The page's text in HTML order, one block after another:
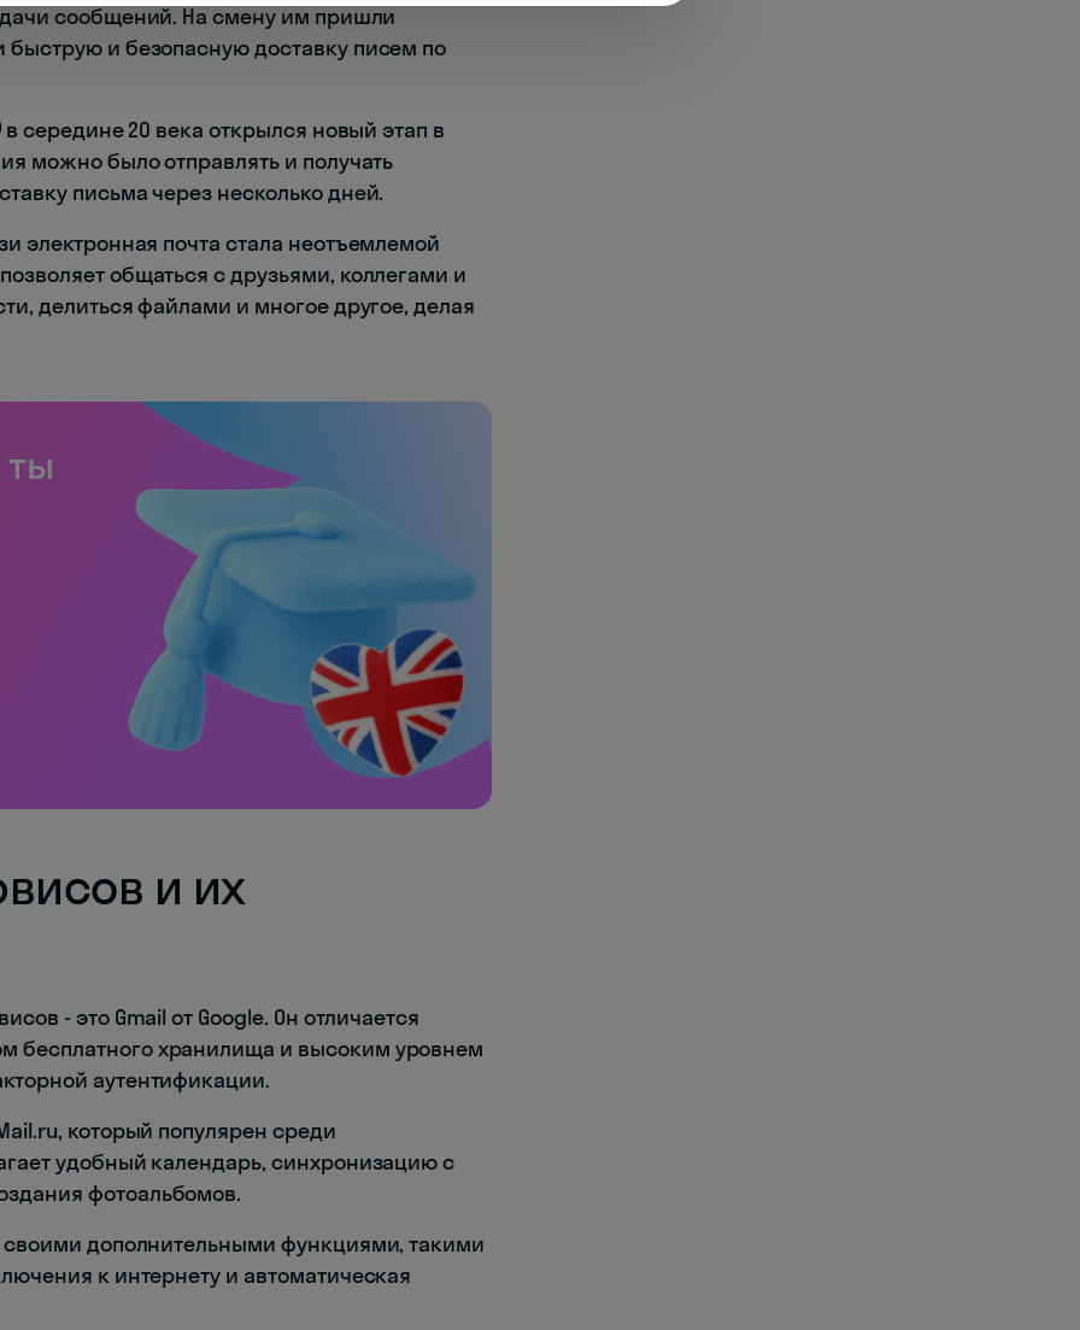
сообщений. На смену им пришли
и безопасную доставку писем по
в середине 20 века открылся новый этап в
можно было отправлять и получать
письма через несколько дней.
электронная почта стала неотъемлемой
общаться с друзьями, коллегами и
делиться файлами и многое другое, делая
и их
- это Gmail от Google. Он отличается
хранилища и высоким уровнем
аутентификации.
который популярен среди
удобный календарь, синхронизацию с
фотоальбомов.
дополнительными функциями, такими
к интернету и автоматическая